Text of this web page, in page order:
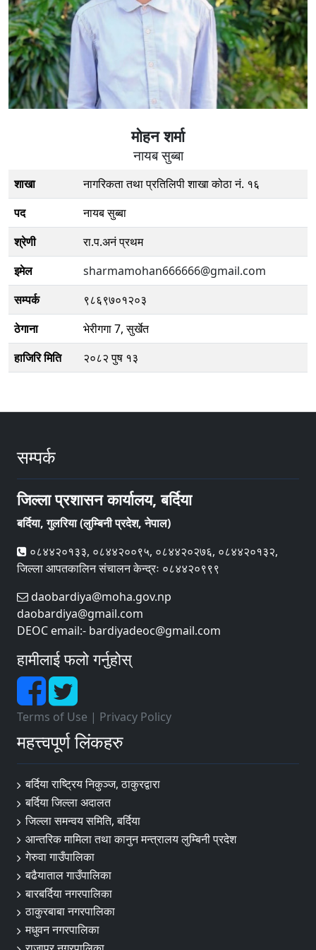
मोहन शर्मा
नायब सुब्बा
शाखा
नागरिकता तथा प्रतिलिपी शाखा कोठा नं. १६
पद
नायब सुब्बा
श्रेणी
रा.प.अनं प्रथम
इमेल
sharmamohan666666@gmail.com
सम्पर्क
९८६९७०१२०३
ठेगाना
भेरीग‌गा 7, सुर्खेत
हाजिरि मिति
२०८२ पुष १३
सम्पर्क
जिल्ला प्रशासन कार्यालय, बर्दिया
बर्दिया, गुलरिया (लुम्बिनी प्रदेश, नेपाल)
०८४४२०१३३, ०८४४२००९५, ०८४४२०२७६, ०८४४२०१३२,
जिल्ला आपतकालिन संचालन केन्द्रः ०८४४२०९९९
daobardiya@moha.gov.np
daobardiya@gmail.com
DEOC email:- bardiyadeoc@gmail.com
हामीलाई फलो गर्नुहोस्
Terms of Use | Privacy Policy
महत्त्वपूर्ण लिंकहरु
बर्दिया राष्ट्रिय निकुञ्ज, ठाकुरद्वारा
बर्दिया जिल्ला अदालत
जिल्ला समन्वय समिति, बर्दिया
आन्तरिक मामिला तथा कानुन मन्त्रालय लुम्बिनी प्रदेश
गेरुवा गाउँपालिका
बढैयाताल गाउँपालिका
बारबर्दिया नगरपालिका
ठाकुरबाबा नगरपालिका
मधुवन नगरपालिका